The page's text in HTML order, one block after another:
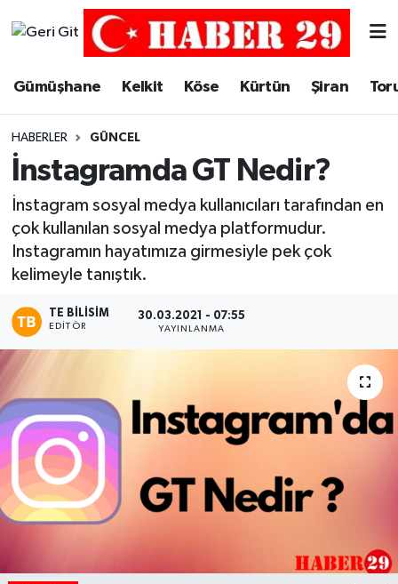
Gümüşhane Kelkit Köse Kürtün Şiran
HABERLER GÜNCEL
İnstagramda GT Nedir?
İnstagram sosyal medya kullanıcıları tarafından en
çok kullanılan sosyal medya platformudur.
Instagramın hayatımıza girmesiyle pek çok
kelimeyle tanıştık.
TE BILISIM
EDITÖR
30.03.2021 - 07:55
YAYINLANMA
Merkez Trafik Yoğunluk Haritası
Süper Lig Puan Durumu ve Fikstür
Tüm Manşetler
Son Dakika Haberleri